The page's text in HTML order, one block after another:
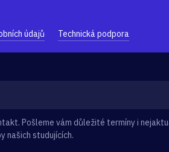
údajů Technická podpora
Pošleme vám důležité termíny i
našich studujících.